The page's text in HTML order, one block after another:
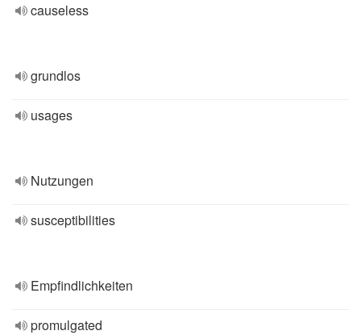
causeless
grundlos
usages
Nutzungen
susceptibilities
Empfindlichkeiten
promulgated